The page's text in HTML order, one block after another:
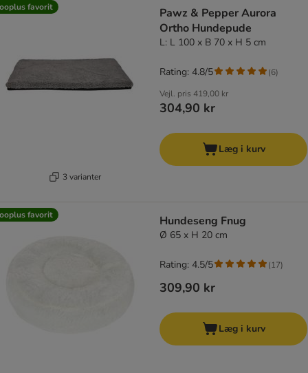
favorit
3 varianter
Pawz & Pepper Aurora
Ortho Hundepude
L: L 100 x B 70 x H 5 cm
Vejl. pris 419,00 kr
304,90 kr
Rating: 4.8/5 (6)
Læg i kurv
favorit Hundeseng Fnug
Ø 65 x H 20 cm
309,90 kr
Rating: 4.5/5 (17)
Læg i kurv